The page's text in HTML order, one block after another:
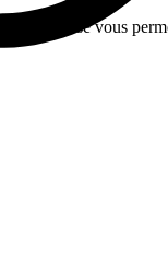
surprise vous